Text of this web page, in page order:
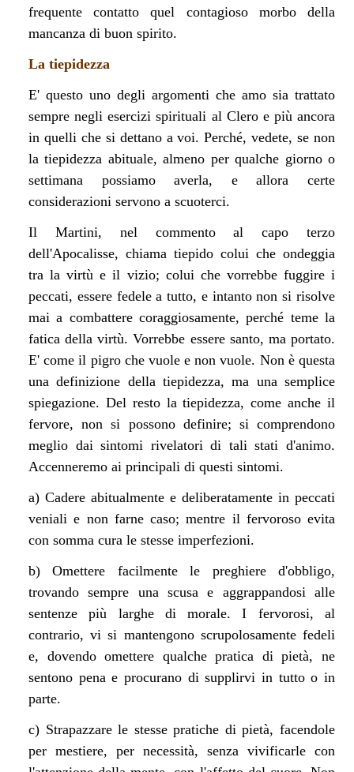
frequente contatto quel contagioso morbo della
mancanza di buon spirito.
La tiepidezza
E' questo uno degli argomenti che amo sia trattato
sempre negli esercizi spirituali al Clero e più ancora
in quelli che si dettano a voi. Perché, vedete, se non
la tiepidezza abituale, almeno per qualche giorno o
settimana possiamo averla, e allora certe
considerazioni servono a scuoterci.
Il Martini, nel commento al capo terzo
dell'Apocalisse, chiama tiepido colui che ondeggia
tra la virtù e il vizio; colui che vorrebbe fuggire i
peccati, essere fedele a tutto, e intanto non si risolve
mai a combattere coraggiosamente, perché teme la
fatica della virtù. Vorrebbe essere santo, ma portato.
E' come il pigro che vuole e non vuole. Non è questa
una definizione della tiepidezza, ma una semplice
spiegazione. Del resto la tiepidezza, come anche il
fervore, non si possono definire; si comprendono
meglio dai sintomi rivelatori di tali stati d'animo.
Accenneremo ai principali di questi sintomi.
a) Cadere abitualmente e deliberatamente in peccati
veniali e non farne caso; mentre il fervoroso evita
con somma cura le stesse imperfezioni.
b) Omettere facilmente le preghiere d'obbligo,
trovando sempre una scusa e aggrappandosi alle
sentenze più larghe di morale. I fervorosi, al
contrario, vi si mantengono scrupolosamente fedeli
e, dovendo omettere qualche pratica di pietà, ne
sentono pena e procurano di supplirvi in tutto o in
parte.
c) Strapazzare le stesse pratiche di pietà, facendole
per mestiere, per necessità, senza vivificarle con